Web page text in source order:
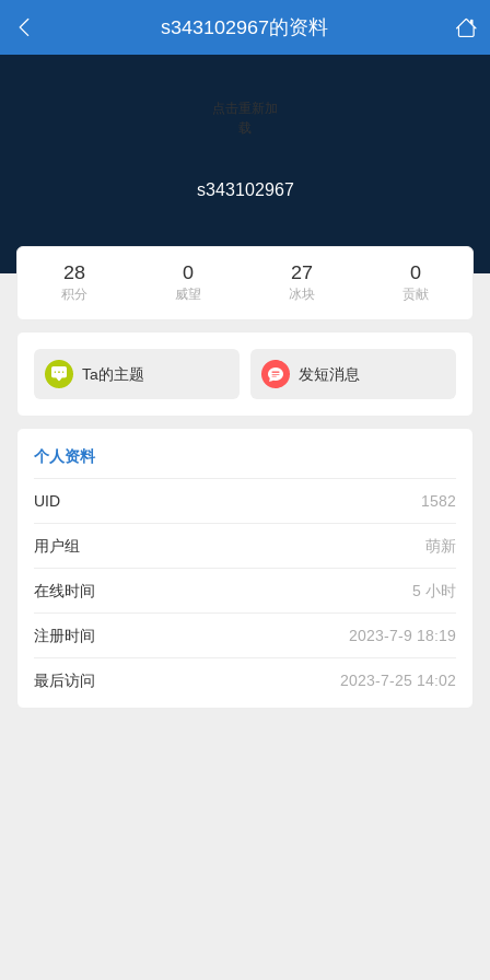
s343102967的资料
点击重新加
载
s343102967
28
积分
0
威望
27
冰块
0
贡献
Ta的主题 发短消息
个人资料
UID 1582
用户组 萌新
在线时间 5 小时
注册时间 2023-7-9 18:19
最后访问 2023-7-25 14:02